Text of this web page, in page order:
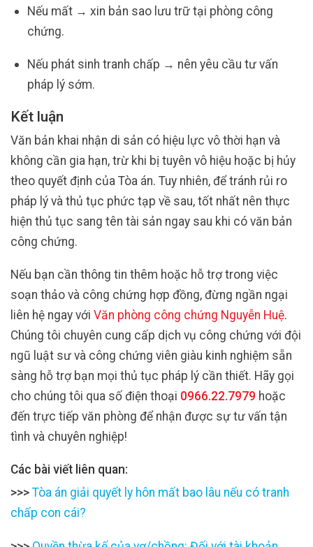
Nếu mất → xin bản sao lưu trữ tại phòng công
chứng.
Nếu phát sinh tranh chấp → nên yêu cầu tư vấn
pháp lý sớm.
Kết luận
Văn bản khai nhận di sản có hiệu lực vô thời hạn và
không cần gia hạn, trừ khi bị tuyên vô hiệu hoặc bị hủy
theo quyết định của Tòa án. Tuy nhiên, để tránh rủi ro
pháp lý và thủ tục phức tạp về sau, tốt nhất nên thực
hiện thủ tục sang tên tài sản ngay sau khi có văn bản
công chứng.
Nếu bạn cần thông tin thêm hoặc hỗ trợ trong việc
soạn thảo và công chứng hợp đồng, đừng ngần ngại
liên hệ ngay với Văn phòng công chứng Nguyễn Huệ.
Chúng tôi chuyên cung cấp dịch vụ công chứng với đội
ngũ luật sư và công chứng viên giàu kinh nghiệm sẵn
sàng hỗ trợ bạn mọi thủ tục pháp lý cần thiết. Hãy gọi
cho chúng tôi qua số điện thoại 0966.22.7979 hoặc
đến trực tiếp văn phòng để nhận được sự tư vấn tận
tình và chuyên nghiệp!
Các bài viết liên quan:
>>> Tòa án giải quyết ly hôn mất bao lâu nếu có tranh
chấp con cái?